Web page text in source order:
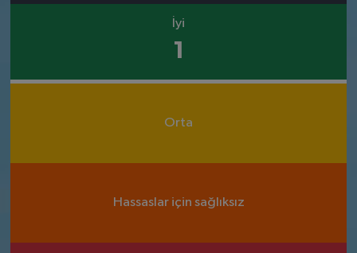
İyi
1
Orta
Hassaslar için sağlıksız